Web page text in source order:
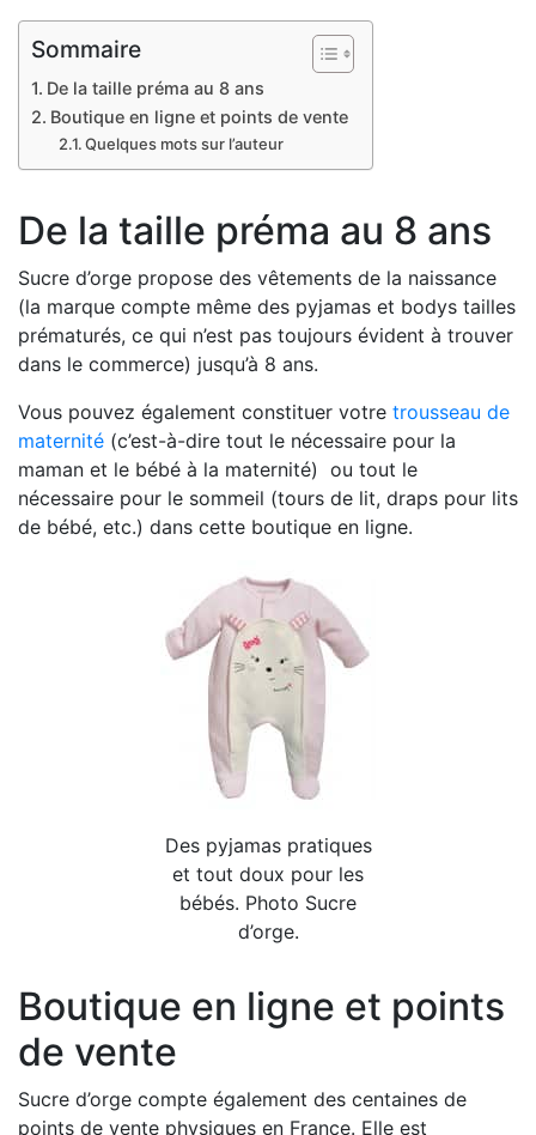
Sommaire
De la taille préma au 8 ans
Boutique en ligne et points de vente
Quelques mots sur l’auteur
De la taille préma au 8 ans
Sucre d’orge propose des vêtements de la naissance
(la marque compte même des pyjamas et bodys tailles
prématurés, ce qui n’est pas toujours évident à trouver
dans le commerce) jusqu’à 8 ans.
Vous pouvez également constituer votre trousseau de
maternité (c’est-à-dire tout le nécessaire pour la
maman et le bébé à la maternité) ou tout le
nécessaire pour le sommeil (tours de lit, draps pour lits
de bébé, etc.) dans cette boutique en ligne.
Des pyjamas pratiques
et tout doux pour les
bébés. Photo Sucre
d’orge.
Boutique en ligne et points
de vente
Sucre d’orge compte également des centaines de
points de vente physiques en France. Elle est